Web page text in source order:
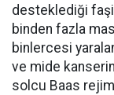
desteklediği
binden fazla
binlercesi
ve mide
solcu Baas